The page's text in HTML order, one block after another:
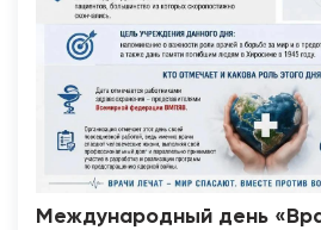
Международный день